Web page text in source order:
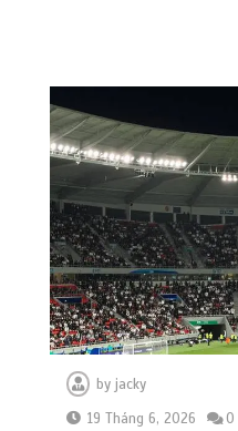
byjacky
19 Tháng 6, 2026
0